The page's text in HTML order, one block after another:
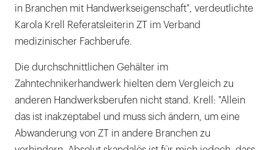
in Branchen mit Handwerkseigenschaft", verdeutlichte
Karola Krell Referatsleiterin ZT im Verband
medizinischer Fachberufe.
Die durchschnittlichen Gehälter im
Zahntechnikerhandwerk hielten dem Vergleich zu
anderen Handwerksberufen nicht stand. Krell: "Allein
das ist inakzeptabel und muss sich ändern, um eine
Abwanderung von ZT in andere Branchen zu